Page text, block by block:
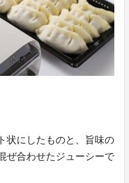
状にしたものと、旨味の
ぜ合わせたジューシーで